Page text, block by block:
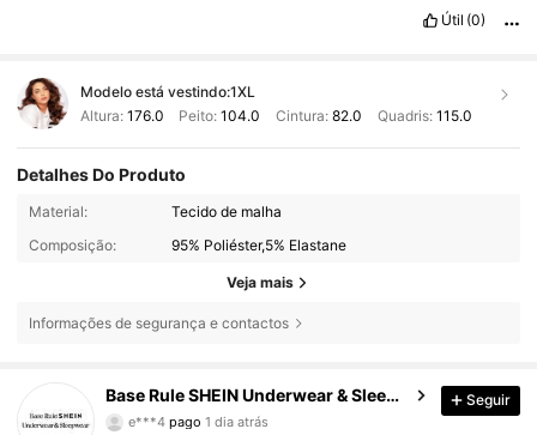
Útil (0)
Modelo está vestindo:1XL
Altura: 176.0 Peito:104.0 Cintura: 82.0 Quadris: 115.0
Detalhes Do Produto
Material:
Tecido de malha
Composição:
95% Poliéster,5% Elastane
Veja mais
Informações de segurança e contactos
Base Rule SHEIN Underwear & Sleepwear
4,87
1.1M Seguidores
e***4 pago1 dia atrás
Seguir